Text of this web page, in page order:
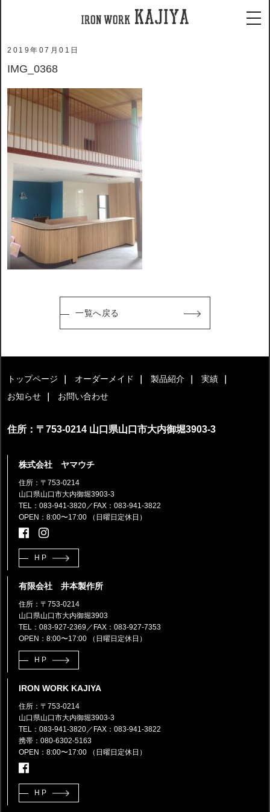
2019年07月01日
IMG_0368
一覧へ戻る
トップページ オーダーメイド 製品紹介
実績
お知らせ
お問い合わせ
住所：〒753-0214 山口県山口市大内御堀3903-3
株式会社 ヤマウチ
住所：〒753-0214
山口県山口市大内御堀3903-3
TEL：083-941-3820 ／FAX：083-941-3822
OPEN：8:00〜17:00 （日曜日定休日）
HP
有限会社 井本製作所
住所：〒753-0214
山口県山口市大内御堀3903
TEL：083-927-2369 ／FAX：083-927-7353
OPEN：8:00〜17:00 （日曜日定休日）
HP
IRON WORK KAJIYA
住所：〒753-0214
山口県山口市大内御堀3903-3
TEL：083-941-3820 ／FAX：083-941-3822
携帯：080-6302-5163
OPEN：8:00〜17:00 （日曜日定休日）
HP